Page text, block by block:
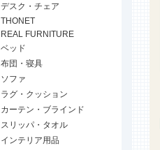
デスク・チェア
THONET
REAL FURNITURE
ベッド
布団・寝具
ソファ
ラグ・クッション
カーテン・ブラインド
スリッパ・タオル
インテリア用品